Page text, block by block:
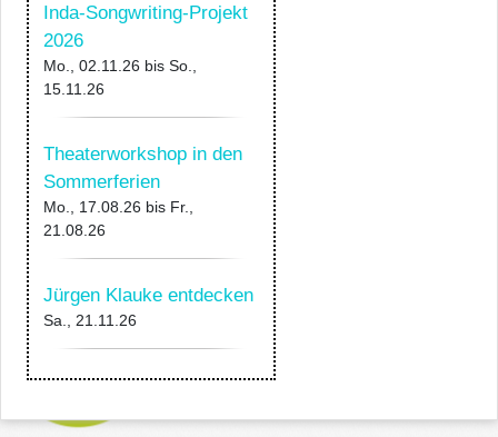
Inda-Songwriting-Projekt
2026
Mo., 02.11.26 bis So.,
15.11.26
Theaterworkshop in den
Sommerferien
Mo., 17.08.26 bis Fr.,
21.08.26
Jürgen Klauke entdecken
Sa., 21.11.26